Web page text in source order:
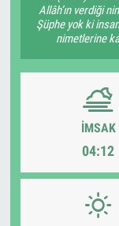
Allâh’ın verdiği
Şüphe yok ki
nimetlerine
İMSAK
04:12